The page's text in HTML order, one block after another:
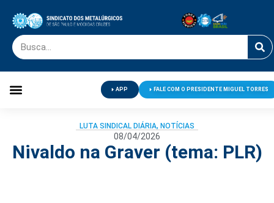
APP FALE COM O PRESIDENTE MIGUEL TORRES
LUTA SINDICAL DIÁRIA, NOTÍCIAS
08/04/2026
Nivaldo na Graver (tema: PLR)